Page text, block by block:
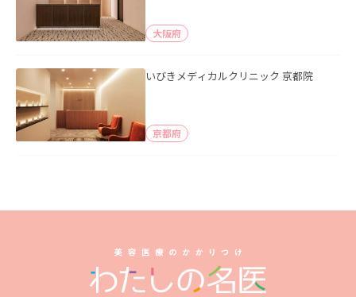
大阪府
いびきメディカルクリニック 京都院
京都府